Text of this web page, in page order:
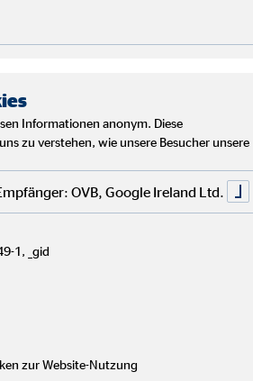
Dein Weg:
und
Analysegespräch, um deine
Anschließend präsentiere
Finanzlösungen.
aktuell zu halten, bieten wir
an. Vertrauen und persönliche
an erster Stelle.
Informationen anonym. Diese
zu verstehen, wie unsere Besucher unsere
OVB, Google Ireland Ltd.
1, _gid
zur Website-Nutzung